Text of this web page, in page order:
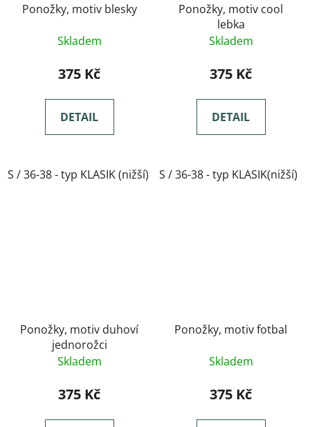
Ponožky, motiv blesky
Skladem
375 Kč
DETAIL
S / 36-38 - typ KLASIK (nižší) M / 39-41- typ KLASIK(nižší)
Ponožky, motiv cool
lebka
Skladem
375 Kč
DETAIL
S / 36-38 - typ KLASIK(nižší)
Ponožky, motiv duhoví
jednorožci
Skladem
375 Kč
Ponožky, motiv fotbal
Skladem
375 Kč